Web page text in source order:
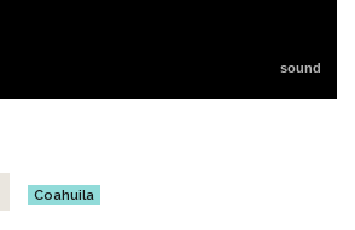
Coahuila